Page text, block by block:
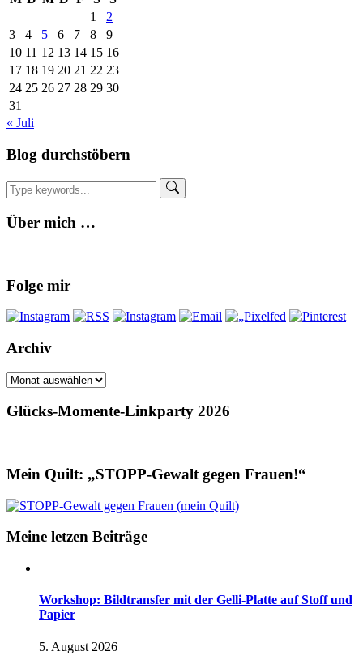
1
2
3
4 5 6 7 8
9
10 11 12 13 14 15 16
17 18 19 20 21 22 23
24 25 26 27 28 29 30
31
« Juli
Blog durchstöbern
Über mich …
Folge mir
Archiv
Archiv
Glücks-Momente-Linkparty 2026
Mein Quilt: „STOPP-Gewalt gegen Frauen!“
Meine letzen Beiträge
Workshop: Bildtransfer mit der Gelli-Platte auf Stoff und
Papier
5. August 2026